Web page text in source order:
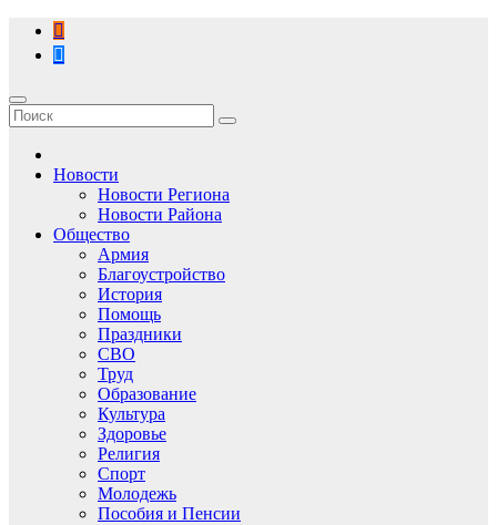
Перейти
содержимому
Новости
Новости Региона
Новости Района
Общество
Армия
Благоустройство
История
Помощь
Праздники
СВО
Труд
Образование
Культура
Здоровье
Религия
Спорт
Молодежь
Пособия и Пенсии